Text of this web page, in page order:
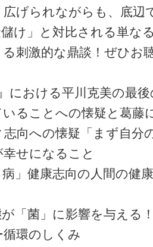
げられながらも、底辺
け」と対比される単な
刺激的な鼎談！ぜひお
における平川克美の最
いることへの懐疑と葛藤
志向への懐疑「まず自分
せになること
病」健康志向の人間の健
が「菌」に影響を与える
環のしくみ